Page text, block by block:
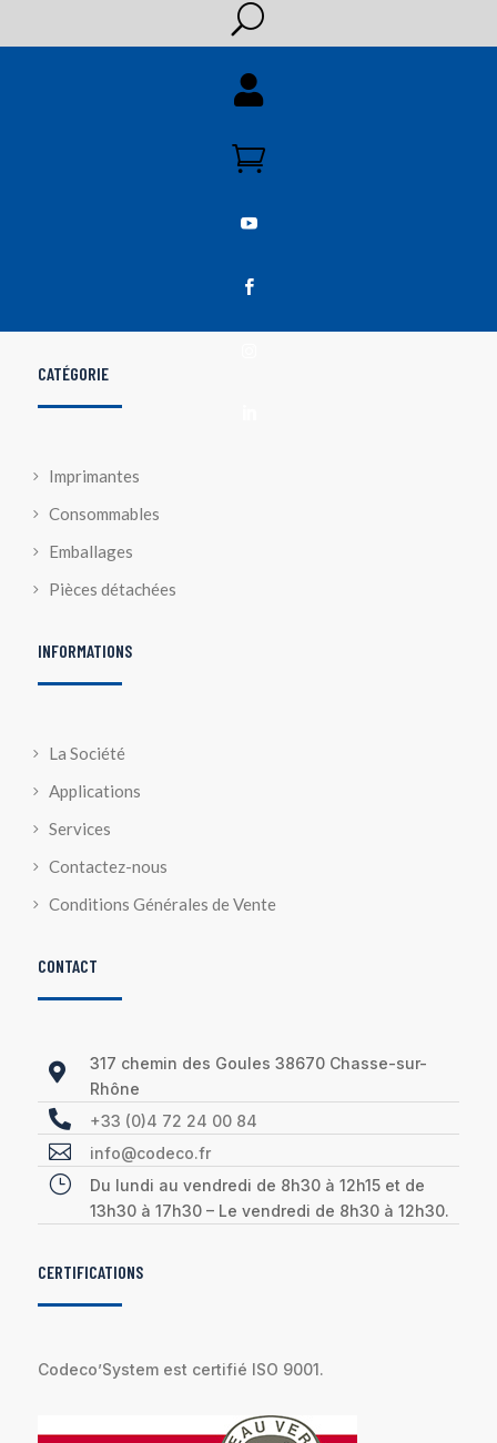
U




CATÉGORIE
Imprimantes
Consommables
Emballages
Pièces détachées
INFORMATIONS
La Société
Applications
Services
Contactez-nous
Conditions Générales de Vente
CONTACT

317 chemin des Goules 38670 Chasse-sur-
Rhône
 +33 (0)4 72 24 00 84
 info@codeco.fr
}
Du lundi au vendredi de 8h30 à 12h15 et de
13h30 à 17h30 – Le vendredi de 8h30 à 12h30.
CERTIFICATIONS
Codeco’System est certifié ISO 9001.